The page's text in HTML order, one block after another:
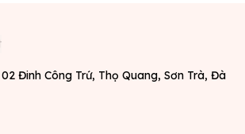
02 Đinh Công Trứ, Thọ Quang, Sơn Trà, Đà